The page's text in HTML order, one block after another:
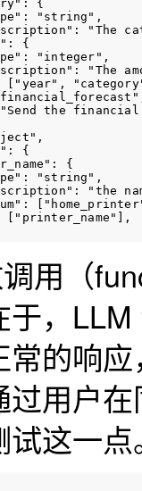
:
{
: "string" ,
:
"The
:
{
: "integer" ,
:
"The
"year" ,
"Send the
,
:
{
:
{
: "string" ,
:
"the
:
"printer_name"
],
用（
，
的响
用户
试这一点